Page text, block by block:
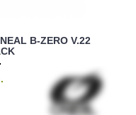
B-ZERO V.22